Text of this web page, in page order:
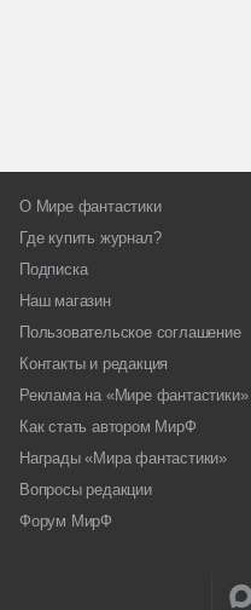
О Мире фантастики
Где купить журнал?
Подписка
Наш магазин
Пользовательское соглашение
Контакты и редакция
Реклама на «Мире фантастики»
Как стать автором МирФ
Награды «Мира фантастики»
Вопросы редакции
Форум МирФ